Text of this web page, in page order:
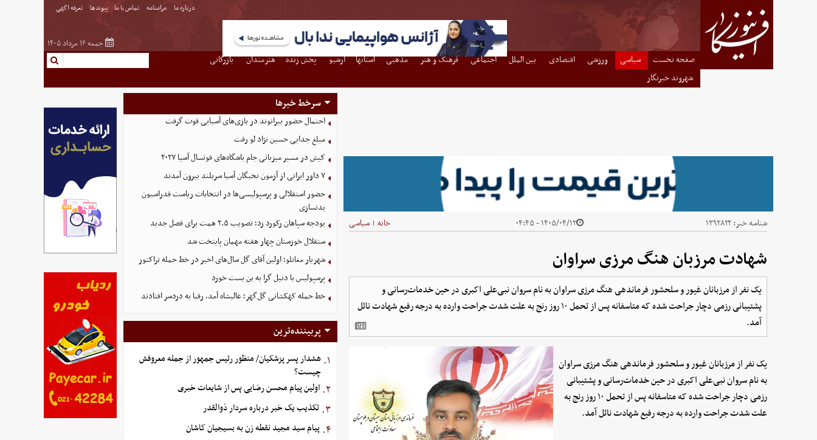
درباره ما مرامنامه تماس با ما پیوندها تعرفه اگهی
جمعه ۱۶ مرداد ۱۴۰۵
صفحه نخست سیاسی ورزشی اقتصادی بین الملل اجتماعی فرهنگ و هنر مذهبی استانها آرشیو پخش زنده هنرمندان
بازرگانی
شهروند خبرنگار
شناسه خبر:۱۳۹۲۸۲۲ ۱۴۰۵/۰۴/۱۲ - ۰۴:۴۵ خانه | سیاسی
شهادت مرزبان هنگ مرزی سراوان
یک نفر از مرزبانان غیور و سلحشور فرماندهی هنگ مرزی سراوان به نام سروان نبی‌علی اکبری در حین خدمات‌رسانی و
پشتیبانی رزمی دچار جراحت شده که متاسفانه پس از تحمل ۱۰ روز رنج به علت شدت جراحت وارده به درجه رفیع شهادت نائل
آمد.
یک نفر از مرزبانان غیور و سلحشور فرماندهی هنگ مرزی سراوان
به نام سروان نبی‌علی اکبری در حین خدمات‌رسانی و پشتیبانی
رزمی دچار جراحت شده که متاسفانه پس از تحمل ۱۰ روز رنج به
علت شدت جراحت وارده به درجه رفیع شهادت نائل آمد.
سرخط خبرها
احتمال حضور بیرانوند در بازی‌های آسیایی قوت گرفت
مبلغ جدایی حسین نژاد لو رفت
کیش در مسیر میزبانی جام باشگاه‌های فوتسال آسیا ۲۰۲۷
۷ داور ایرانی از آزمون نخبگان آسیا سربلند بیرون آمدند
حضور استقلالی و پرسپولیسی‌ها در انتخابات ریاست فدراسیون
بدنسازی
بودجه سپاهان رکورد زد؛ تصویب ۲.۵ همت برای فصل جدید
ستقلال خوزستان چهار هفته مهمان پایتخت شد
شهریار مغانلو؛ اولین آقای گل سال‌های اخیر در خط حمله تراکتور
پرسپولیس با دنیل گرا به بن بست خورد
خط حمله کهکشانی گل‌گهر؛ عالیشاه آمد، رقبا به دردسر افتادند
پربیننده‌ترین
۱. هشدار پسر پزشکیان/ منظور رئیس جمهور از جمله معروفش
چیست؟
۲. اولین پیام محسن رضایی پس از شایعات خبری
۳. تکذیب یک خبر درباره سردار ذوالقدر
۴. پیام سید مجید نقطه زن به بسیجیان کاشان